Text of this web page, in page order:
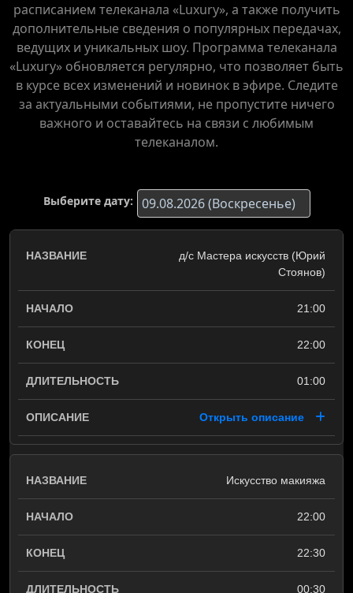
расписанием телеканала «Luxury», а также получить
дополнительные сведения о популярных передачах,
ведущих и уникальных шоу. Программа телеканала
«Luxury» обновляется регулярно, что позволяет быть
в курсе всех изменений и новинок в эфире. Следите
за актуальными событиями, не пропустите ничего
важного и оставайтесь на связи с любимым
телеканалом.
Выберите дату:
д/с Мастера искусств (Юрий
Стоянов)
21:00
22:00
01:00
Открыть описание
Искусство макияжа
22:00
22:30
00:30